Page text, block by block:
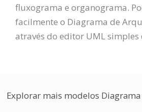
fluxograma e organograma.
facilmente o Diagrama de
através do editor UML simples
Explorar mais modelos